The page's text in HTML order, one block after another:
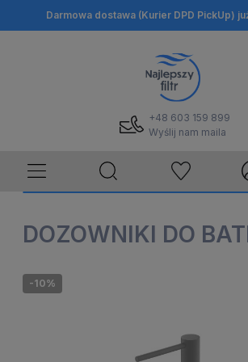
Darmowa dostawa (Kurier DPD PickUp)
+48 603 159 899
Wyślij nam maila
DOZOWNIKI DO
-10%